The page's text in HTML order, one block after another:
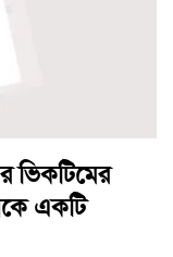
ভিকটিমের
একটি